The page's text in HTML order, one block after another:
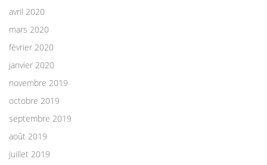
avril 2020
mars 2020
février 2020
janvier 2020
novembre 2019
octobre 2019
septembre 2019
août 2019
juillet 2019